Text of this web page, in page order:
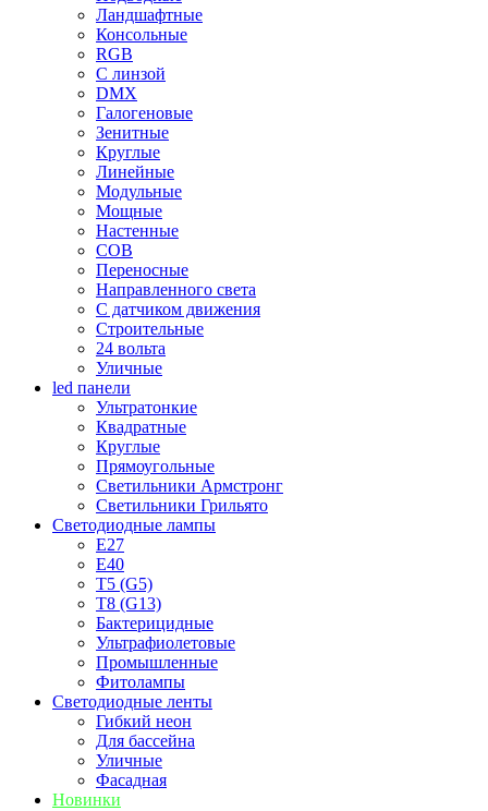
Ландшафтные
Консольные
RGB
С линзой
DMX
Галогеновые
Зенитные
Круглые
Линейные
Модульные
Мощные
Настенные
COB
Переносные
Направленного света
С датчиком движения
Строительные
24 вольта
Уличные
led панели
Ультратонкие
Квадратные
Круглые
Прямоугольные
Светильники Армстронг
Светильники Грильято
Светодиодные лампы
E27
Е40
T5 (G5)
T8 (G13)
Бактерицидные
Ультрафиолетовые
Промышленные
Фитолампы
Светодиодные ленты
Гибкий неон
Для бассейна
Уличные
Фасадная
Новинки